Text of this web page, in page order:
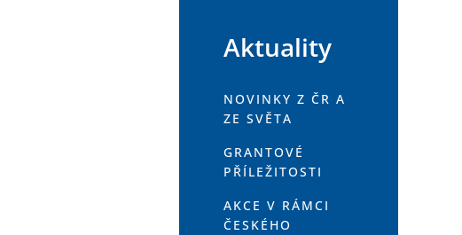
Aktuality
NOVINKY Z ČR A
ZE SVĚTA
GRANTOVÉ
PŘÍLEŽITOSTI
AKCE V RÁMCI
ČESKÉHO